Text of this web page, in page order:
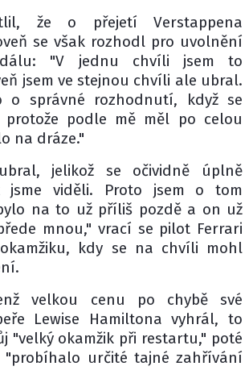
že o přejetí Verstappena
se však rozhodl pro uvolnění
"V jednu chvíli jsem to
jsem ve stejnou chvíli ale ubral.
o správné rozhodnutí, když se
podle mě měl po celou
na dráze."
jelikož se očividně úplně
jsme viděli. Proto jsem o tom
na to už příliš pozdě a on už
mnou," vrací se pilot Ferrari
kdy se na chvíli mohl
velkou cenu po chybě své
Lewise Hamiltona vyhrál, to
"velký okamžik při restartu," poté
"probíhalo určité tajné zahřívání